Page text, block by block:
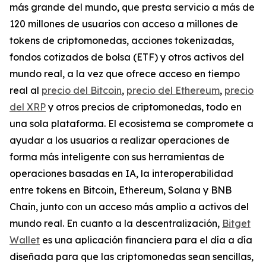
más grande del mundo, que presta servicio a más de
120 millones de usuarios con acceso a millones de
tokens de criptomonedas, acciones tokenizadas,
fondos cotizados de bolsa (ETF) y otros activos del
mundo real, a la vez que ofrece acceso en tiempo
real al precio del Bitcoin, precio del Ethereum, precio
del XRP y otros precios de criptomonedas, todo en
una sola plataforma. El ecosistema se compromete a
ayudar a los usuarios a realizar operaciones de
forma más inteligente con sus herramientas de
operaciones basadas en IA, la interoperabilidad
entre tokens en Bitcoin, Ethereum, Solana y BNB
Chain, junto con un acceso más amplio a activos del
mundo real. En cuanto a la descentralización, Bitget
Wallet es una aplicación financiera para el día a día
diseñada para que las criptomonedas sean sencillas,